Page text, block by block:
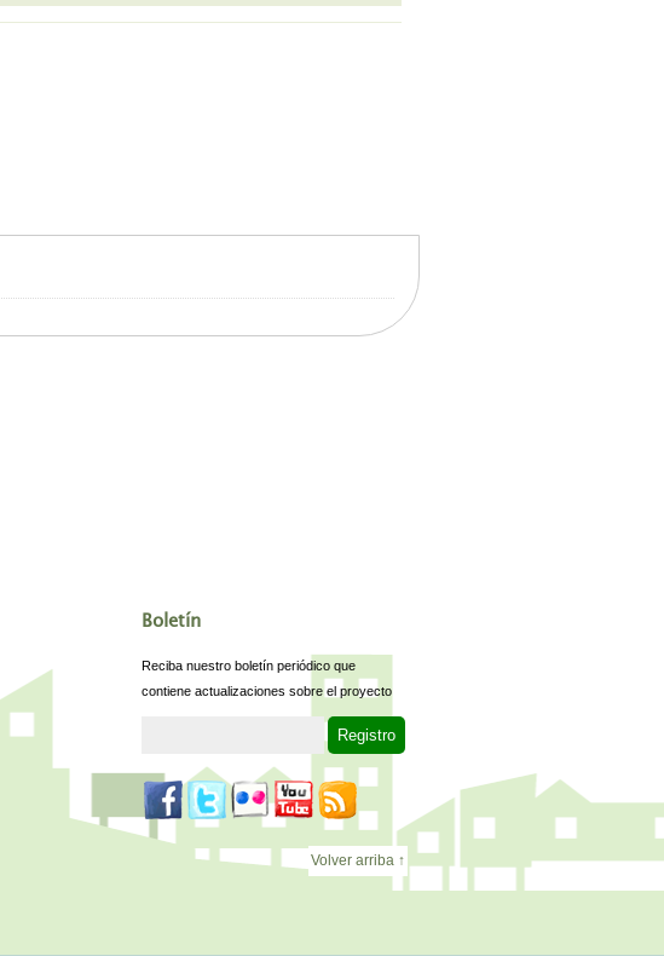
Boletín
Reciba nuestro boletín periódico que
contiene actualizaciones sobre el proyecto
Volver arriba ↑